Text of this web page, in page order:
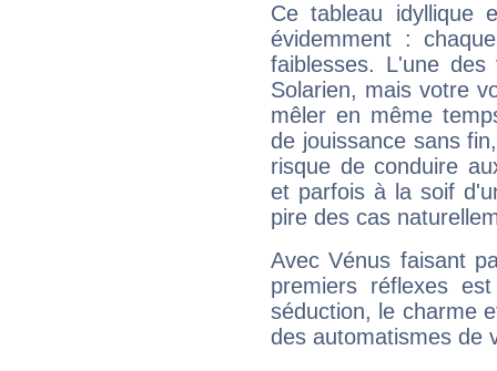
Ce tableau idyllique
évidemment :
faiblesses. L'une
Solarien, mais votre
mêler en même
de jouissance sans
risque de conduire
et parfois à la soif
pire des cas
Avec Vénus faisant
premiers réflexes
séduction, le charme
des automatismes de